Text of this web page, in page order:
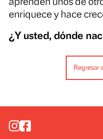
constante. Se
de la diversidad de
que cultivan,
compromiso y
aprenden unos de
enriquece y hace